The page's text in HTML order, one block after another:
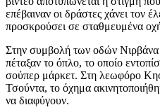
επέβαιναν οι δράστες χάνει τον
προσκρούσει σε σταθμευμένα
Στην συμβολή των οδών Νιρβάνα
πέταξαν το όπλο, το οποίο
σούπερ μάρκετ. Στη λεωφόρο
Τσούντα, το όχημα
να διαφύγουν.